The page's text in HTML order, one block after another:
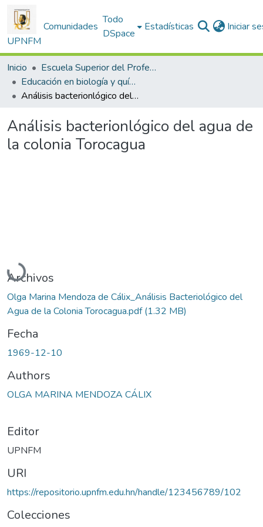
UPNFM
Comunidades
Todo
DSpace
Estadísticas Iniciar
Inicio
Escuela Superior del Profesorado
Educación en biología y química
Análisis bacterionlógico del agua de la colonia Torocagua
Análisis bacterionlógico del agua de
la colonia Torocagua
Cargando...
Archivos
Olga Marina Mendoza de Cálix_Análisis Bacteriológico del
Agua de la Colonia Torocagua.pdf(1.32 MB)
Fecha
1969-12-10
Authors
OLGA MARINA MENDOZA CÁLIX
Editor
UPNFM
URI
https://repositorio.upnfm.edu.hn/handle/123456789/102
Colecciones